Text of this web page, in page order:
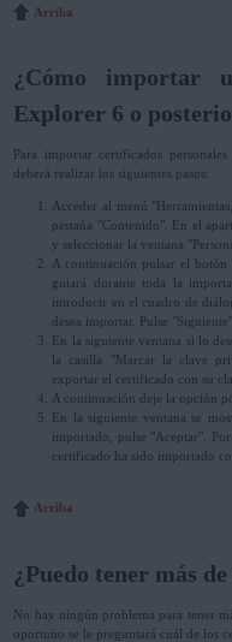
Arriba
¿Cómo importar
Explorer 6 o
Para importar certificados
deberá realizar los siguientes pasos:
Acceder al menú
pestaña "Contenido". En el
y seleccionar la ventana
A continuación pulsar el
guiará durante toda la
introducir en el cuadro de
desea importar. Pulse "Siguiente".
En la siguiente ventana si lo
la casilla "Marcar la clave
exportar el certificado con su
A continuación deje la opción
En la siguiente ventana se
importado, pulse "Aceptar".
certificado ha sido importado
Arriba
¿Puedo tener más
No hay ningún problema para tener
oportuno se le preguntará cuál de los